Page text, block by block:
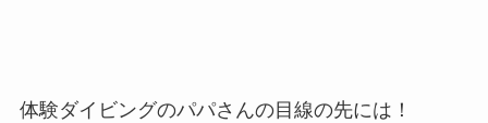
体験ダイビングのパパさんの目線の先には！